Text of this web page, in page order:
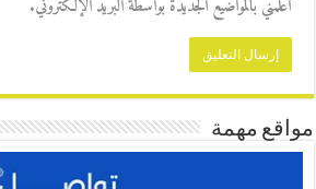
أعلمني بالمواضيع الجديدة بواسطة البريد الإلكتروني.
مواقع مهمة